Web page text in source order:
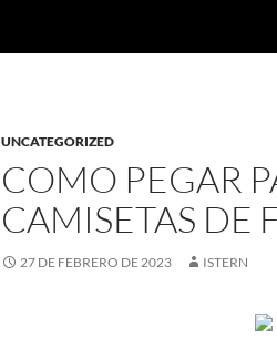
UNCATEGORIZED
COMO PEGAR
CAMISETAS DE
27 DE FEBRERO DE 2023 ISTERN